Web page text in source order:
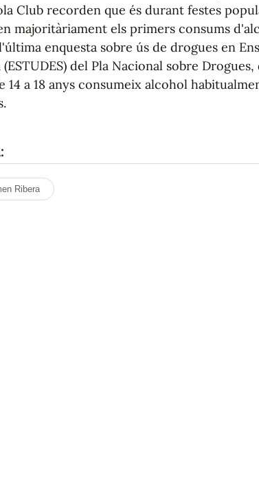
Club recorden que és durant festes
majoritàriament els primers consums
enquesta sobre ús de drogues en
(ESTUDES) del Pla Nacional sobre
14 a 18 anys consumeix alcohol
Ribera